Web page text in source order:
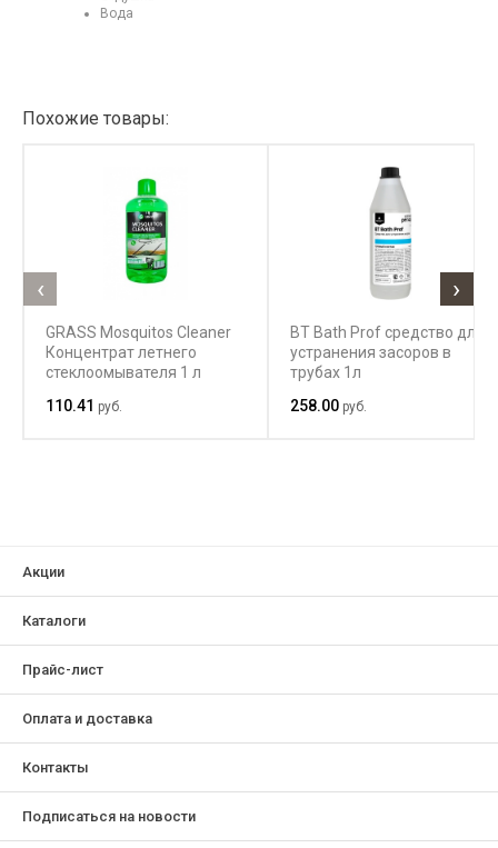
Вода
Похожие товары:
GRASS Mosquitos Cleaner
Концентрат летнего
стеклоомывателя 1 л
110.41 руб.
BT Bath Prof средство для
устранения засоров в
трубах 1л
258.00 руб.
‹ ›
Акции
Каталоги
Прайс-лист
Оплата и доставка
Контакты
Подписаться на новости